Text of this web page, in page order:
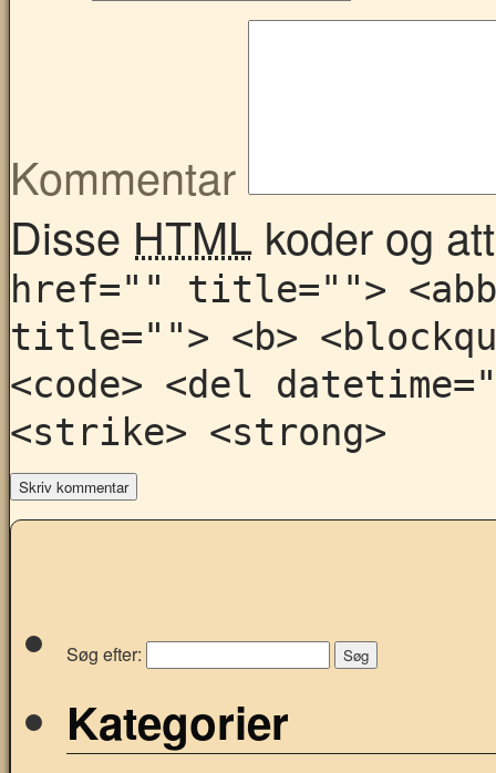
Kommentar
Disse HTML koder og
href="" title="">
title=""> <b>
<code> <del
<strike> <strong>
Søg efter:
Kategorier